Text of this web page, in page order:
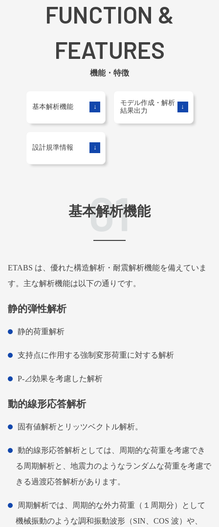
FUNCTION &
FEATURES
機能・特徴
基本解析機能 ↓
モデル作成・解析
結果出力
↓
設計規準情報 ↓
01
基本解析機能
ETABS は、優れた構造解析・耐震解析機能を備えていま
す。主な解析機能は以下の通りです。
静的弾性解析
静的荷重解析
支持点に作用する強制変形荷重に対する解析
P-⊿効果を考慮した解析
動的線形応答解析
固有値解析とリッツベクトル解析。
動的線形応答解析としては、周期的な荷重を考慮でき
る周期解析と、地震力のようなランダムな荷重を考慮で
きる過渡応答解析があります。
周期解析では、周期的な外力荷重（１周期分）として
機械振動のような調和振動波形（SIN、COS 波）や、